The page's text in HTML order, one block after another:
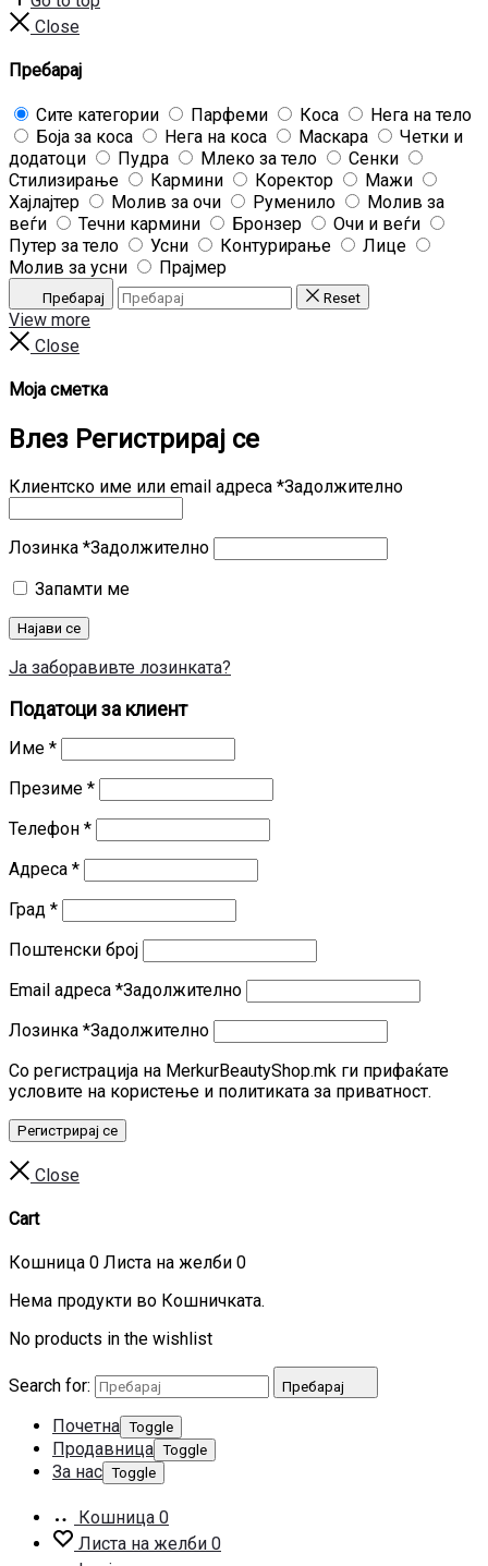
Close
Пребарај
Сите категории Парфеми Коса
Нега на тело
Боја за коса
Нега на коса Маскара
Четки и
додатоци
Пудра Млеко за тело
Сенки
Стилизирање
Кармини Коректор
Мажи
Хајлајтер
Молив за очи Руменило
Молив за
веѓи
Течни кармини Бронзер
Очи и веѓи
Путер за тело
Усни Контурирање
Лице
Молив за усни
Прајмер
Пребарај Reset
View more
Close
Моја сметка
Влез Регистрирај се
Клиентско име или email адреса *Задолжително
Лозинка *Задолжително
Запамти ме
Најави се
Ја заборавивте лозинката?
Податоци за клиент
Име *
Презиме *
Телефон *
Адреса *
Град *
Поштенски број
Email адреса *Задолжително
Лозинка *Задолжително
Со регистрација на MerkurBeautyShop.mk ги прифаќате
условите на користење и политиката за приватност.
Регистрирај се
Close
Cart
Кошница 0 Листа на желби 0
Нема продукти во Кошничката.
No products in the wishlist
Search for: Пребарај
Почетна Toggle
Продавница Toggle
За нас Toggle
Кошница 0
Листа на желби 0